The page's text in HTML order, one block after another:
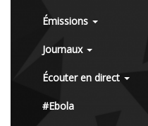
Émissions
Journaux
Écouter en direct
#Ebola